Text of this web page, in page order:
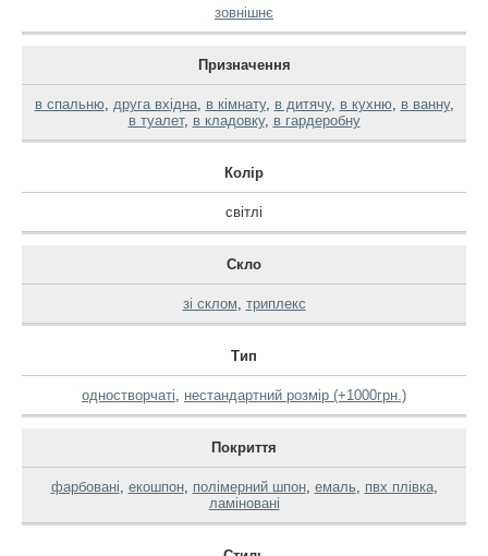
зовнішнє
Призначення
в спальню, друга вхідна, в кімнату, в дитячу, в кухню, в ванну,
в туалет, в кладовку, в гардеробну
Колір
світлі
Скло
зі склом, триплекс
Тип
одностворчаті, нестандартний розмір (+1000грн.)
Покриття
фарбовані, екошпон, полімерний шпон, емаль, пвх плівка,
ламіновані